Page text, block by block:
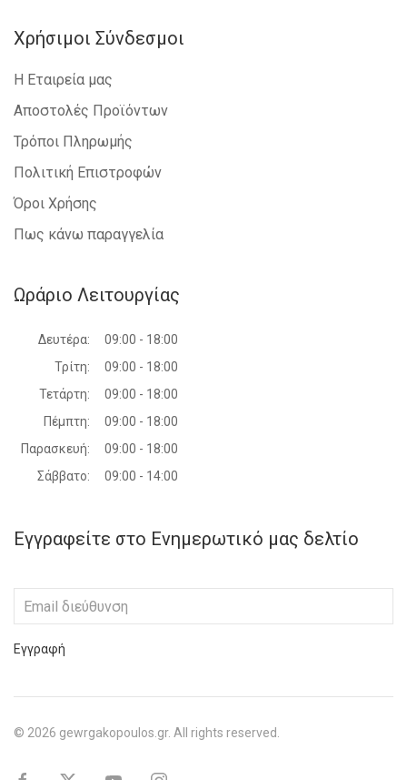
Χρήσιμοι Σύνδεσμοι
Η Εταιρεία μας
Αποστολές Προϊόντων
Τρόποι Πληρωμής
Πολιτική Επιστροφών
Όροι Χρήσης
Πως κάνω παραγγελία
Ωράριο Λειτουργίας
Δευτέρα:
09:00 - 18:00
Τρίτη:
09:00 - 18:00
Τετάρτη:
09:00 - 18:00
Πέμπτη:
09:00 - 18:00
Παρασκευή:
09:00 - 18:00
Σάββατο:
09:00 - 14:00
Εγγραφείτε στο Ενημερωτικό μας δελτίο
Εγγραφή
© 2026 gewrgakopoulos.gr. All rights reserved.